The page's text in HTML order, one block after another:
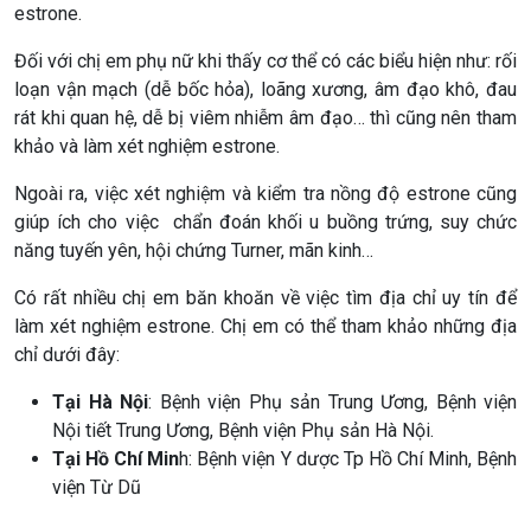
estrone.
Đối với chị em phụ nữ khi thấy cơ thể có các biểu hiện như: rối
loạn vận mạch (dễ bốc hỏa), loãng xương, âm đạo khô, đau
rát khi quan hệ, dễ bị viêm nhiễm âm đạo… thì cũng nên tham
khảo và làm xét nghiệm estrone.
Ngoài ra, việc xét nghiệm và kiểm tra nồng độ estrone cũng
giúp ích cho việc chẩn đoán khối u buồng trứng, suy chức
năng tuyến yên, hội chứng Turner, mãn kinh…
Có rất nhiều chị em băn khoăn về việc tìm địa chỉ uy tín để
làm xét nghiệm estrone. Chị em có thể tham khảo những địa
chỉ dưới đây:
Tại Hà Nội: Bệnh viện Phụ sản Trung Ương, Bệnh viện
Nội tiết Trung Ương, Bệnh viện Phụ sản Hà Nội.
Tại Hồ Chí Minh: Bệnh viện Y dược Tp Hồ Chí Minh, Bệnh
viện Từ Dũ